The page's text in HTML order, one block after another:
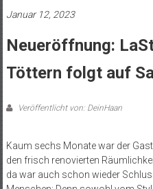
Januar 12, 2023
Neueröffnung:
Töttern folgt auf
Veröffentlicht von: DeinHaan
Kaum sechs Monate war der
den frisch renovierten
da war auch schon wieder